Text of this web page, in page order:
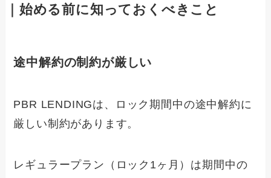
｜始める前に知っておくべきこと
途中解約の制約が厳しい
PBR LENDINGは、ロック期間中の途中解約に
厳しい制約があります。
レギュラープラン（ロック1ヶ月）は期間中の